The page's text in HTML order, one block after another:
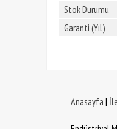
Stok Durumu
Garanti (Yıl)
Anasayfa |